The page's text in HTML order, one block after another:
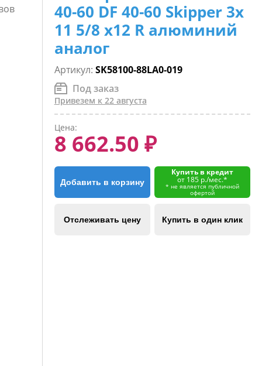
40-60 DF 40-60 Skipper 3х
11 5/8 х12 R алюминий
аналог
Артикул: SK58100-88LA0-019
Под заказ
Привезем к 22 августа
Цена:
8 662.50 ₽
Добавить в корзину
Купить в кредит
от 185 р./мес.*
* не является публичной
офертой
Отслеживать цену Купить в один клик